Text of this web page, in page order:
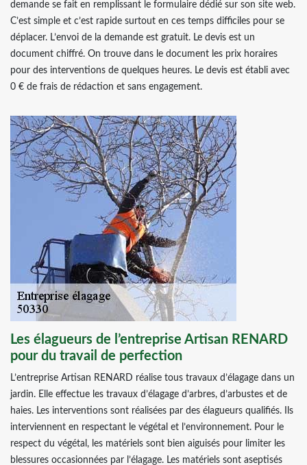
demande se fait en remplissant le formulaire dédié sur son site web.
C’est simple et c’est rapide surtout en ces temps difficiles pour se
déplacer. L’envoi de la demande est gratuit. Le devis est un
document chiffré. On trouve dans le document les prix horaires
pour des interventions de quelques heures. Le devis est établi avec
0 € de frais de rédaction et sans engagement.
Les élagueurs de l’entreprise Artisan RENARD
pour du travail de perfection
L’entreprise Artisan RENARD réalise tous travaux d’élagage dans un
jardin. Elle effectue les travaux d’élagage d’arbres, d’arbustes et de
haies. Les interventions sont réalisées par des élagueurs qualifiés. Ils
interviennent en respectant le végétal et l’environnement. Pour le
respect du végétal, les matériels sont bien aiguisés pour limiter les
blessures occasionnées par l’élagage. Les matériels sont aseptisés